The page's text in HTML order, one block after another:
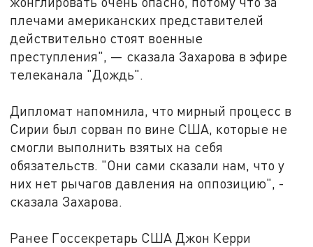
плечами американских представителей
действительно стоят военные
преступления", — сказала Захарова в эфире
телеканала "Дождь".
Дипломат напомнила, что мирный процесс в
Сирии был сорван по вине США, которые не
смогли выполнить взятых на себя
обязательств. "Они сами сказали нам, что у
них нет рычагов давления на оппозицию", -
сказала Захарова.
Ранее Госсекретарь США Джон Керри